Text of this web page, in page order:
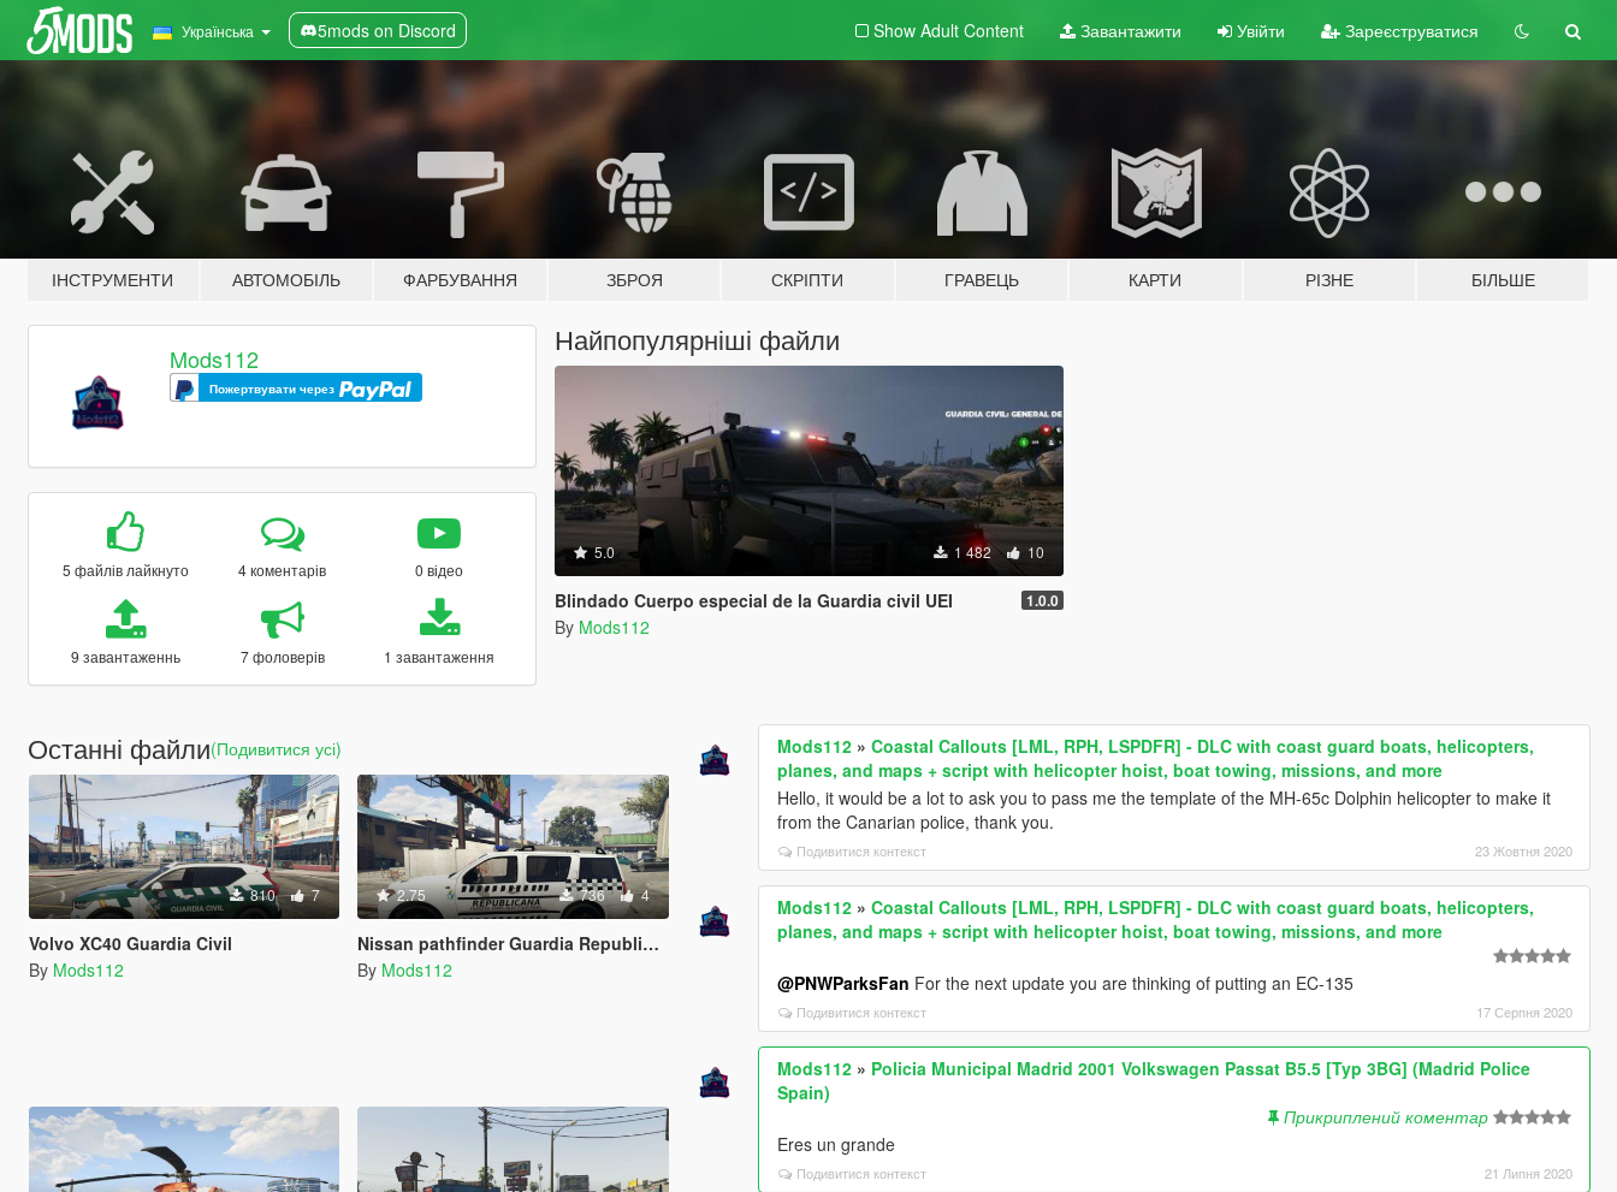
Українська 5mods on Discord Show Adult Content Завантажити Увійти Зареєструватися
ІНСТРУМЕНТИ АВТОМОБІЛЬ ФАРБУВАННЯ ЗБРОЯ СКРІПТИ ГРАВЕЦЬ КАРТИ РІЗНЕ БІЛЬШЕ
Mods112
Пожертвувати через
5 файлів лайкнуто 4 коментарів 0 відео
9 завантаженнь 7 фоловерів 1 завантаження
Найпопулярніші файли
5.0 1 482 10
Blindado Cuerpo especial de la Guardia civil UEI 1.0.0
By Mods112
Останні файли(Подивитися усі)
810 7
Volvo XC40 Guardia Civil
By Mods112
2.75 736 4
Nissan pathfinder Guardia Republicana de Uruguay
By Mods112
Mods112 »Coastal Callouts [LML, RPH, LSPDFR] - DLC with coast guard boats, helicopters,
planes, and maps + script with helicopter hoist, boat towing, missions, and more
Hello, it would be a lot to ask you to pass me the template of the MH-65c Dolphin helicopter to make it
from the Canarian police, thank you.
Подивитися контекст 23 Жовтня 2020
Mods112 »Coastal Callouts [LML, RPH, LSPDFR] - DLC with coast guard boats, helicopters,
planes, and maps + script with helicopter hoist, boat towing, missions, and more
@PNWParksFan For the next update you are thinking of putting an EC-135
Подивитися контекст 17 Серпня 2020
Mods112 » Policia Municipal Madrid 2001 Volkswagen Passat B5.5 [Typ 3BG] (Madrid Police
Spain)
Прикриплений коментар
Eres un grande
Подивитися контекст 21 Липня 2020